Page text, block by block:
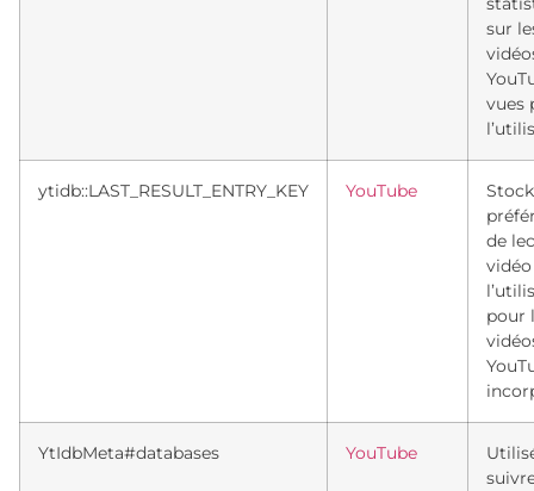
sur
vues
ytidb::LAST_RESULT_ENTRY_KEY YouTube
de
pour
YtIdbMeta#databases YouTube